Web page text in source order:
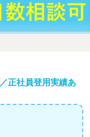
正社員登用実績あ